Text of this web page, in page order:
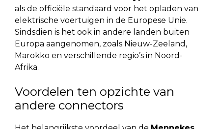
als de officiële standaard voor het opladen van
elektrische voertuigen in de Europese Unie.
Sindsdien is het ook in andere landen buiten
Europa aangenomen, zoals Nieuw-Zeeland,
Marokko en verschillende regio’s in Noord-
Afrika.
Voordelen ten opzichte van
andere connectors